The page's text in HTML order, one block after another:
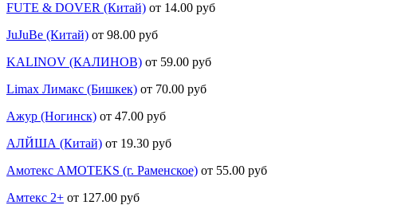
FUTE & DOVER (Китай) от 14.00 руб
JuJuBe (Китай) от 98.00 руб
KALINOV (КАЛИНОВ) от 59.00 руб
Limax Лимакс (Бишкек) от 70.00 руб
Ажур (Ногинск) от 47.00 руб
АЛЙША (Китай) от 19.30 руб
Амотекс AMOTEKS (г. Раменское) от 55.00 руб
Амтекс 2+ от 127.00 руб